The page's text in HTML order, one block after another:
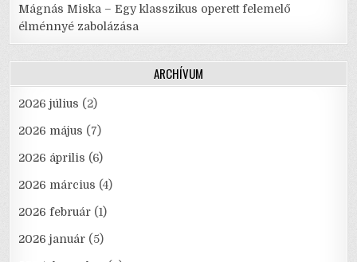
Mágnás Miska – Egy klasszikus operett felemelő
élménnyé zabolázása
ARCHÍVUM
2026 július (2)
2026 május (7)
2026 április (6)
2026 március (4)
2026 február (1)
2026 január (5)